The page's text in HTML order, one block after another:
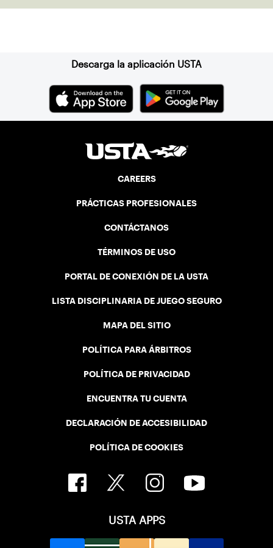
Descarga la aplicación USTA
CAREERS
PRÁCTICAS PROFESIONALES
CONTÁCTANOS
TÉRMINOS DE USO
PORTAL DE CONEXIÓN DE LA USTA
LISTA DISCIPLINARIA DE JUEGO SEGURO
MAPA DEL SITIO
POLÍTICA PARA ÁRBITROS
POLÍTICA DE PRIVACIDAD
ENCUENTRA TU CUENTA
DECLARACIÓN DE ACCESIBILIDAD
POLÍTICA DE COOKIES
USTA APPS